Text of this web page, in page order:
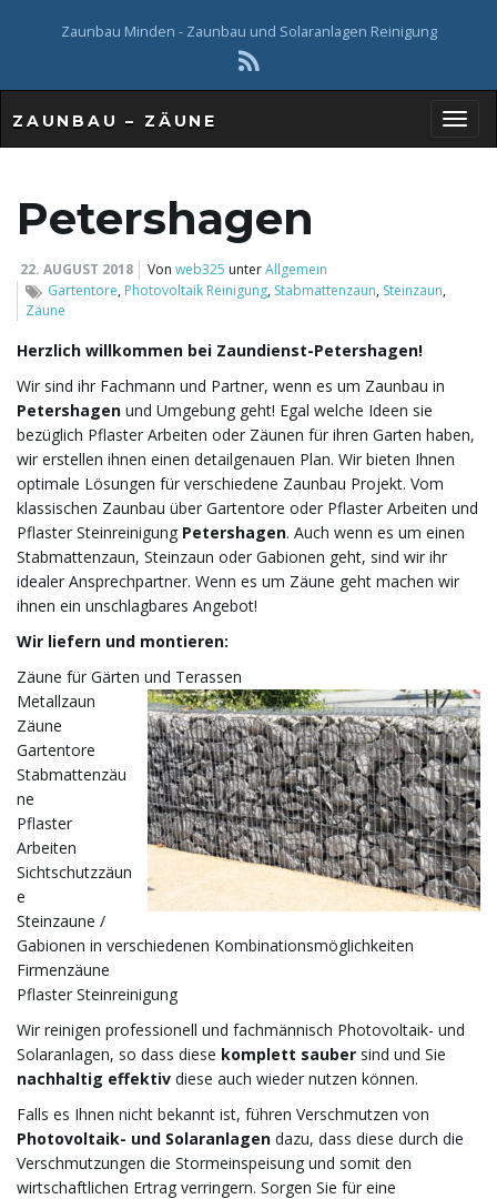
Zaunbau Minden - Zaunbau und Solaranlagen Reinigung
a
l
e
N
a
ZAUNBAU – ZÄUNE
Petershagen
22. AUGUST 2018 Von web325 unterAllgemein
Gartentore, Photovoltaik Reinigung, Stabmattenzaun, Steinzaun,
Zäune
Herzlich willkommen bei Zaundienst-Petershagen!
Wir sind ihr Fachmann und Partner, wenn es um Zaunbau in
Petershagen und Umgebung geht! Egal welche Ideen sie
bezüglich Pflaster Arbeiten oder Zäunen für ihren Garten haben,
wir erstellen ihnen einen detailgenauen Plan. Wir bieten Ihnen
optimale Lösungen für verschiedene Zaunbau Projekt. Vom
klassischen Zaunbau über Gartentore oder Pflaster Arbeiten und
Pflaster Steinreinigung Petershagen. Auch wenn es um einen
Stabmattenzaun, Steinzaun oder Gabionen geht, sind wir ihr
idealer Ansprechpartner. Wenn es um Zäune geht machen wir
ihnen ein unschlagbares Angebot!
Wir liefern und montieren:
Zäune für Gärten und Terassen
Metallzaun
Zäune
Gartentore
Stabmattenzäu
ne
Pflaster
Arbeiten
Sichtschutzzäun
e
Steinzaune /
Gabionen in verschiedenen Kombinationsmöglichkeiten
Firmenzäune
Pflaster Steinreinigung
Wir reinigen professionell und fachmännisch Photovoltaik- und
Solaranlagen, so dass diese komplett sauber sind und Sie
nachhaltig effektiv diese auch wieder nutzen können.
Falls es Ihnen nicht bekannt ist, führen Verschmutzen von
Photovoltaik- und Solaranlagen dazu, dass diese durch die
Verschmutzungen die Stormeinspeisung und somit den
wirtschaftlichen Ertrag verringern. Sorgen Sie für eine